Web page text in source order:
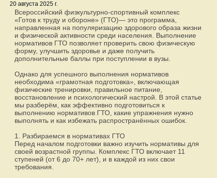
20 августа 2025 г.
Всероссийский физкультурно-спортивный комплекс
«Готов к труду и обороне» (ГТО)— это программа,
направленная на популяризацию здорового образа жизни
и физической активности среди населения. Выполнение
нормативов ГТО позволяет проверить свою физическую
форму, улучшить здоровье и даже получить
дополнительные баллы при поступлении в вузы.
Однако для успешного выполнения нормативов
необходима «грамотная подготовка», включающая
физические тренировки, правильное питание,
восстановление и психологический настрой. В этой статье
мы разберём, как эффективно подготовиться к
выполнению нормативов ГТО, какие упражнения нужно
выполнять и как избежать распространённых ошибок.
1. Разбираемся в нормативах ГТО
Перед началом подготовки важно изучить нормативы для
своей возрастной группы. Комплекс ГТО включает 11
ступеней (от 6 до 70+ лет), и в каждой из них свои
требования.